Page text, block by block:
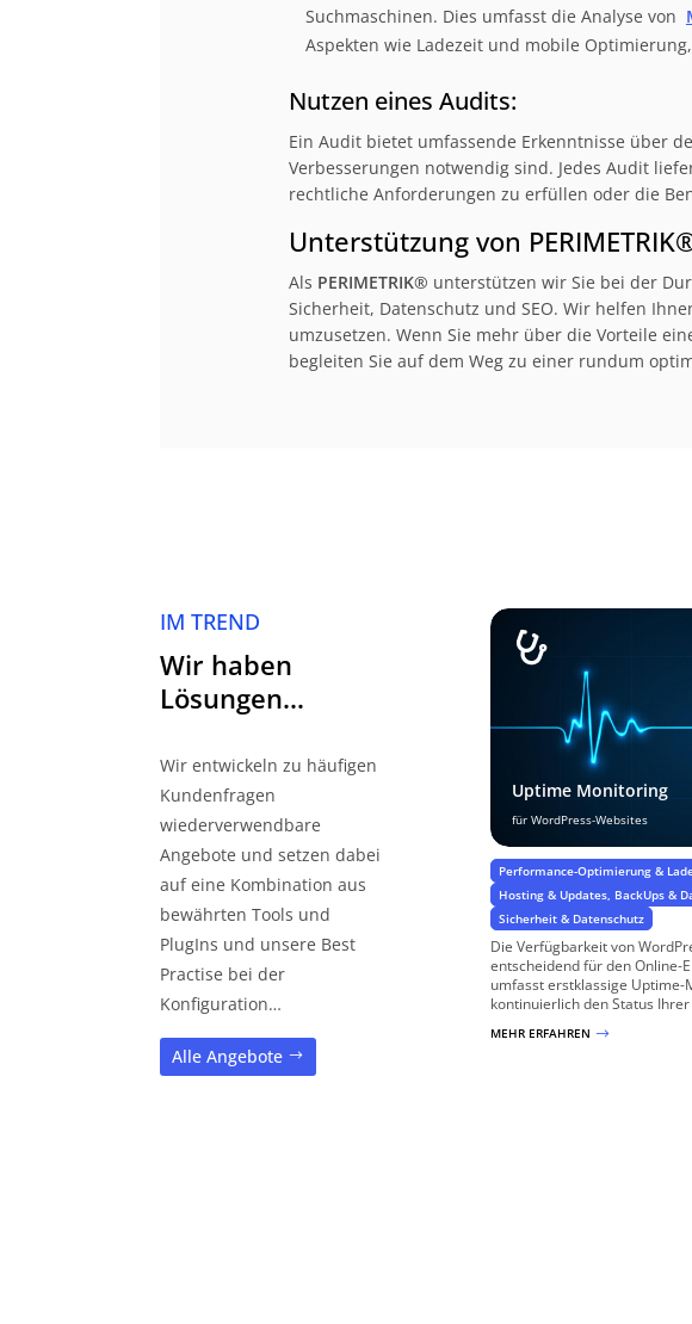
Suchmaschinen. Dies umfasst die Analyse von
Aspekten wie Ladezeit und mobile
Nutzen eines Audits:
Ein Audit bietet umfassende Erkenntnisse über
Verbesserungen notwendig sind. Jedes Audit
rechtliche Anforderungen zu erfüllen oder die
Unterstützung von
Als PERIMETRIK® unterstützen wir Sie bei der
Sicherheit, Datenschutz und SEO. Wir helfen
umzusetzen. Wenn Sie mehr über die Vorteile
begleiten Sie auf dem Weg zu einer rundum
IM TREND
Wir haben
Lösungen…
Wir entwickeln zu häufigen
Kundenfragen
wiederverwendbare
Angebote und setzen dabei
auf eine Kombination aus
bewährten Tools und
PlugIns und unsere Best
Practise bei der
Konfiguration…
Alle Angebote
Uptime Monitoring
für WordPress-Websites
Performance-Optimierung &
Hosting & Updates, BackUps &
Sicherheit & Datenschutz
Die Verfügbarkeit von
entscheidend für den Online-
umfasst erstklassige Uptime-
kontinuierlich den Status Ihrer
MEHR ERFAHREN $